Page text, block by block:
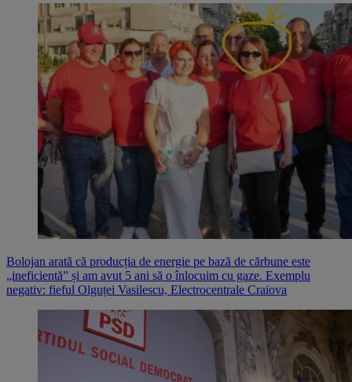
Bolojan arată că producția de energie pe bază de cărbune este
„ineficientă” și am avut 5 ani să o înlocuim cu gaze. Exemplu
negativ: fieful Olguței Vasilescu, Electrocentrale Craiova